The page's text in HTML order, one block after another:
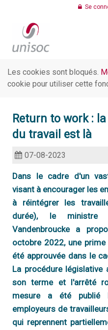
Se
Le Profit Social
Chiffres
Thèmes
Unisoc
Les cookies sont bloqués.
cookie pour utiliser cette
Return to work :
du travail est là
07-08-2023
Dans le cadre d'un
visant à encourager les
à réintégrer les
durée), le ministre
Vandenbrouckea
octobre 2022, une
été approuvée dans le
La procédure législative
son terme et l'arrêté
mesure a été
employeurs de
qui reprennent